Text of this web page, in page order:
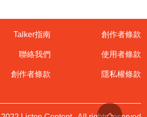
Talker指南
聯絡我們
創作者條款
創作者條款
使用者條款
隱私權條款